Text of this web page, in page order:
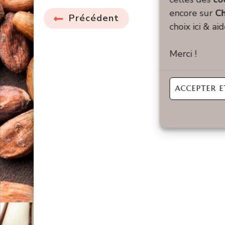
encore sur
choix ici &
Merci !
ACCEPTER
Pagination
Précédent 1